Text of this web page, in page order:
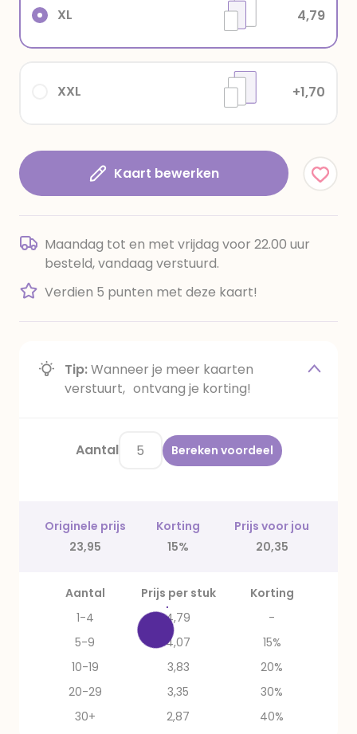
XXL +1,70
XL 4,79
Kaart bewerken
Maandag tot en met vrijdag voor 22.00 uur
besteld, vandaag verstuurd.
Verdien 5 punten met deze kaart!
Tip:Wanneer je meer kaarten
verstuurt, ontvang je korting!
Aantal Bereken voordeel
Originele prijs Korting
Prijs voor jou
23,95
15% 20,35
Aantal Prijs per stuk
Korting
1-4
4,79
-
5-9
4,07
15%
10-19
3,83
20%
20-29
3,35
30%
30+
2,87 40%